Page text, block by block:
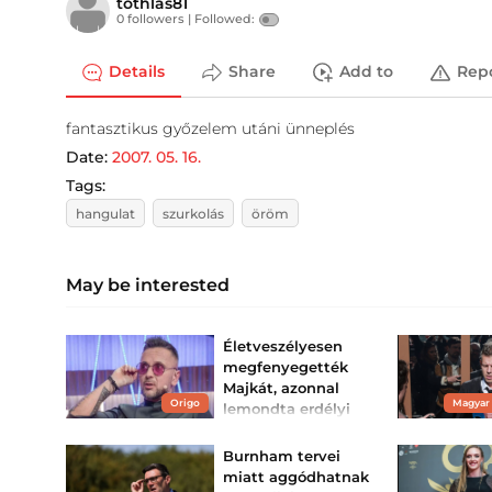
0 followers | Followed:
Details Share Add to
fantasztikus győzelem utáni ünneplés
Date: 2007. 05. 16.
Tags:
hangulat szurkolás öröm
May be interested
Origo
Életveszélyesen
megfenyegették
Majkát, azonnal
lemondta erdélyi
Az előadó feljelentést tesz.
Burnham tervei
miatt aggódhatnak